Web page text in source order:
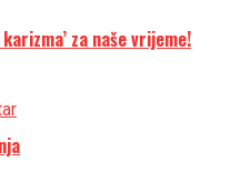
za naše vrijeme!